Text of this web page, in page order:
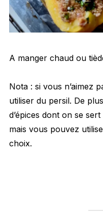
A manger chaud ou
Nota : si vous n’aimez
utiliser du persil. De
d’épices dont on se
mais vous pouvez
choix.